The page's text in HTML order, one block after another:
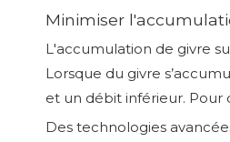
Minimiser
L'accumulation de givre
Lorsque du givre
et un débit inférieur. Pour
Des technologies